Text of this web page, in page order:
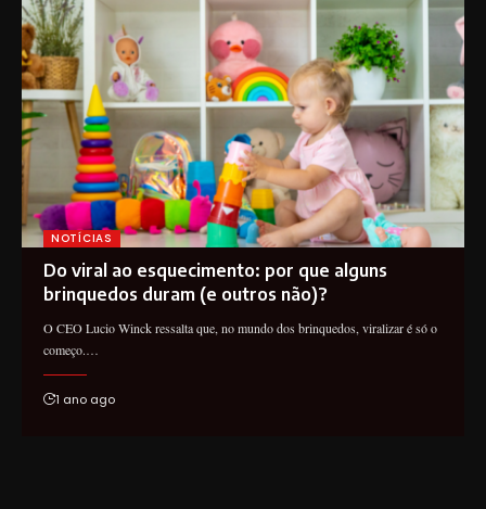
NOTÍCIAS
Do viral ao esquecimento: por que alguns
brinquedos duram (e outros não)?
O CEO Lucio Winck ressalta que, no mundo dos brinquedos, viralizar é só o
começo.…
1 ano ago